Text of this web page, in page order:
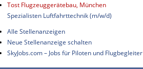
Tost Flugzeuggerätebau, München
Spezialisten Luftfahrttechnik (m/w/d)
Alle Stellenanzeigen
Neue Stellenanzeige schalten
SkyJobs.com – Jobs für Piloten und Flugbegleiter